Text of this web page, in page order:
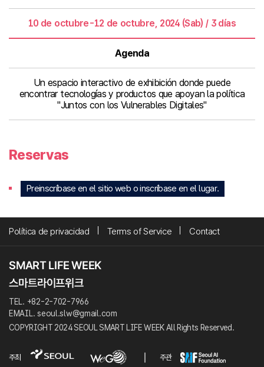
10 de octubre-12 de octubre, 2024 (Sab) / 3 días
Agenda
Un espacio interactivo de exhibición donde puede
encontrar tecnologías y productos que apoyan la política
"Juntos con los Vulnerables Digitales"
Reservas
Preinscríbase en el sitio web o inscríbase en el lugar.
Política de privacidad Terms of Service Contact
TEL. +82-2-702-7966
EMAIL. seoul.slw@gmail.com
COPYRIGHT 2024 SEOUL SMART LIFE WEEK All Rights Reserved.
주최 주관